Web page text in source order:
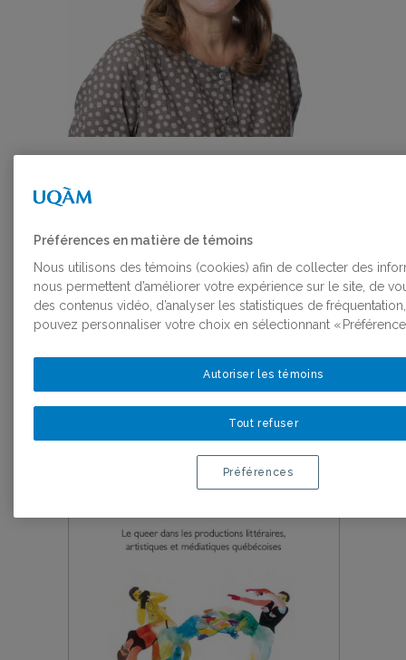
PUBLICATIONS
ET
ACTIVITÉS
Préférences en matière de témoins
Nous utilisons des témoins (cookies) afin de collecter des
nous permettent d’améliorer votre expérience sur le site, de
des contenus vidéo, d’analyser les statistiques de
pouvez personnaliser votre choix en sélectionnant «
Tout refuser
Autoriser les témoins
Préférences